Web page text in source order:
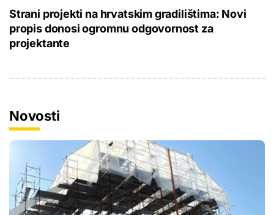
Strani projekti na hrvatskim gradilištima: Novi
propis donosi ogromnu odgovornost za
projektante
Novosti